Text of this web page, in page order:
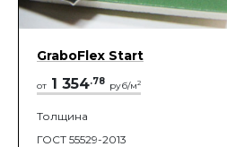
GraboFlex Start
от 1 354.78 руб/м2
Толщина
ГОСТ 55529-2013